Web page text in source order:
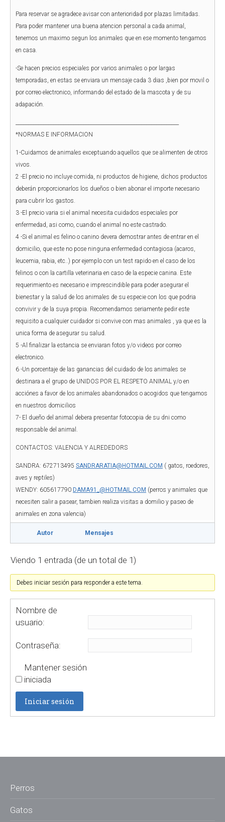
Para reservar se agradece avisar con anterioridad por plazas limitadas.
Para poder mantener una buena atencion personal a cada animal,
tenemos un maximo segun los animales que en ese momento tengamos
en casa.
-Se hacen precios especiales por varios animales o por largas
temporadas, en estas se enviara un mensaje cada 3 dias ,bien por movil o
por correo electronico, informando del estado de la mascota y de su
adapación.
*NORMAS E INFORMACION
1-Cuidamos de animales exceptuando aquellos que se alimenten de otros
vivos.
2 -El precio no incluye comida, ni productos de higiene, dichos productos
deberán proporcionarlos los dueños o bien abonar el importe necesario
para cubrir los gastos.
3 -El precio varia si el animal necesita cuidados especiales por
enfermedad, asi como, cuando el animal no este castrado.
4 -Si el animal es felino o canino devera demostrar antes de entrar en el
domicilio, que este no pose ninguna enfermedad contagiosa (acaros,
leucemia, rabia, etc..) por ejemplo con un test rapido en el caso de los
felinos o con la cartilla veterinaria en caso de la especie canina. Este
requerimiento es necesario e imprescindible para poder asegurar el
bienestar y la salud de los animales de su especie con los que podria
convivir y de la suya propia. Recomendamos seriamente pedir este
requisito a cualquier cuidador si convive con mas animales , ya que es la
unica forma de asegurar su salud.
5 -Al finalizar la estancia se enviaran fotos y/o videos por correo
electronico.
6 -Un porcentaje de las ganancias del cuidado de los animales se
destinara a el grupo de UNIDOS POR EL RESPETO ANIMAL y/o en
acciónes a favor de los animales abandonados o acogidos que tengamos
en nuestros domicilios
7- El dueño del animal debera presentar fotocopia de su dni como
responsable del animal.
CONTACTOS: VALENCIA Y ALREDEDORS
SANDRA: 672713495 SANDRARATIA@HOTMAIL.COM ( gatos, roedores,
aves y reptiles)
WENDY: 605617790 DAMA91_@HOTMAIL.COM (perros y animales que
necesiten salir a pasear, tambien realiza visitas a domilio y paseo de
animales en zona valencia)
Autor Mensajes
Viendo 1 entrada (de un total de 1)
Debes iniciar sesión para responder a este tema.
Nombre de
usuario:
Contraseña:
Mantener sesión
iniciada
Iniciar sesión
Perros
Gatos